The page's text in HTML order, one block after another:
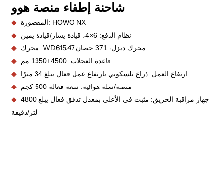
شاحنة إطفاء منصة هوو
◆
المقصورة: HOWO NX
◆
نظام الدفع: 6×4، قيادة يسار/قيادة يمين
◆
محرك:WD615.47
محرك ديزل، 371 حصان
◆
قاعدة العجلات: 4500+1350 مم
◆
ارتفاع العمل: ذراع تلسكوبي بارتفاع عمل فعال يبلغ 34 مترًا
◆
منصة/سلة هوائية: سعة فعالة 500 كجم
◆ جهاز مراقبة الحريق: مثبت في الأعلى بمعدل تدفق فعال يبلغ 4800
لتر/دقيقة